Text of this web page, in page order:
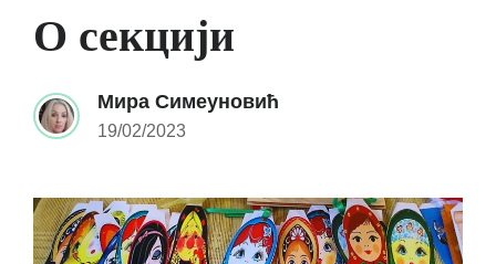
О секцији
Мира Симеуновић
19/02/2023